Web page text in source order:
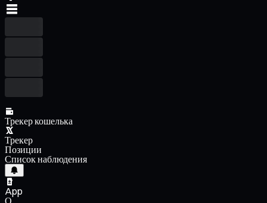
Трекер кошелька
Трекер
Позиции
Список наблюдения
App